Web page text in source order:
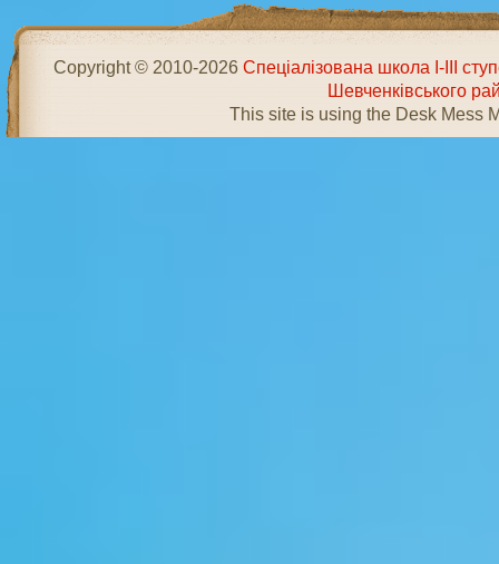
Copyright © 2010-2026Спеціалізована школа І-ІІІ
Шевченківського
This site is using the Desk Mess